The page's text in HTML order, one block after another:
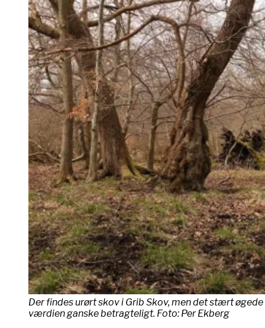
Der findes urørt skov i Grib Skov, men det stært
værdien ganske betragteligt. Foto: Per Ekberg